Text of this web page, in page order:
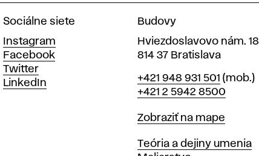
Sociálne siete
Instagram
Facebook
Twitter
LinkedIn
Budovy
Hviezdoslavovo nám. 18
814 37 Bratislava
Telefón
+421 948 931 501 (mob.)
+421 2 5942 8500
Mapa
Zobraziť na mape
Katedry
Teória a dejiny umenia